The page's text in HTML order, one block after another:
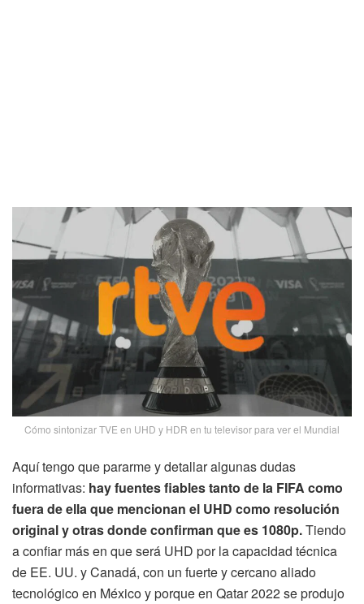
Cómo sintonizar TVE en UHD y HDR en tu televisor para ver el Mundial
Aquí tengo que pararme y detallar algunas dudas
informativas: hay fuentes fiables tanto de la FIFA como
fuera de ella que mencionan el UHD como resolución
original y otras donde confirman que es 1080p.Tiendo
a confiar más en que será UHD por la capacidad técnica
de EE. UU. y Canadá, con un fuerte y cercano aliado
tecnológico en México y porque en Qatar 2022 se produjo